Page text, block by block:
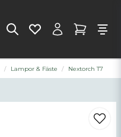
Lampor & Fäste Nextorch T7